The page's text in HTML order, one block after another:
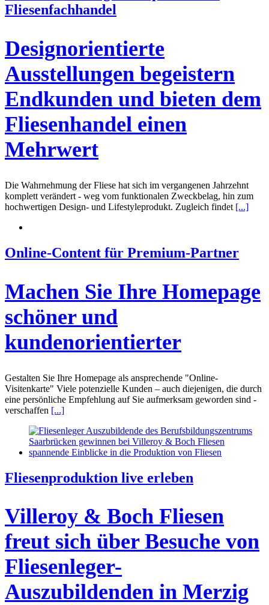
Fliesenfachhandel
Designorientierte
Ausstellungen begeistern
Endkunden und bieten dem
Fliesenhandel einen
Mehrwert
Die Wahrnehmung der Fliese hat sich im vergangenen Jahrzehnt
komplett verändert - weg vom funktionalen Zweckbelag, hin zum
hochwertigen Design- und Lifestyleprodukt. Zugleich findet [...]
Online-Content für Premium-Partner
Machen Sie Ihre Homepage
schöner und
kundenorientierter
Gestalten Sie Ihre Homepage als ansprechende "Online-
Visitenkarte" Viele potenzielle Kunden – auch diejenigen, die durch
eine persönliche Empfehlung auf Sie aufmerksam geworden sind -
verschaffen [...]
Fliesenproduktion live erleben
Villeroy & Boch Fliesen
freut sich über Besuche von
Fliesenleger-
Auszubildenden in Merzig